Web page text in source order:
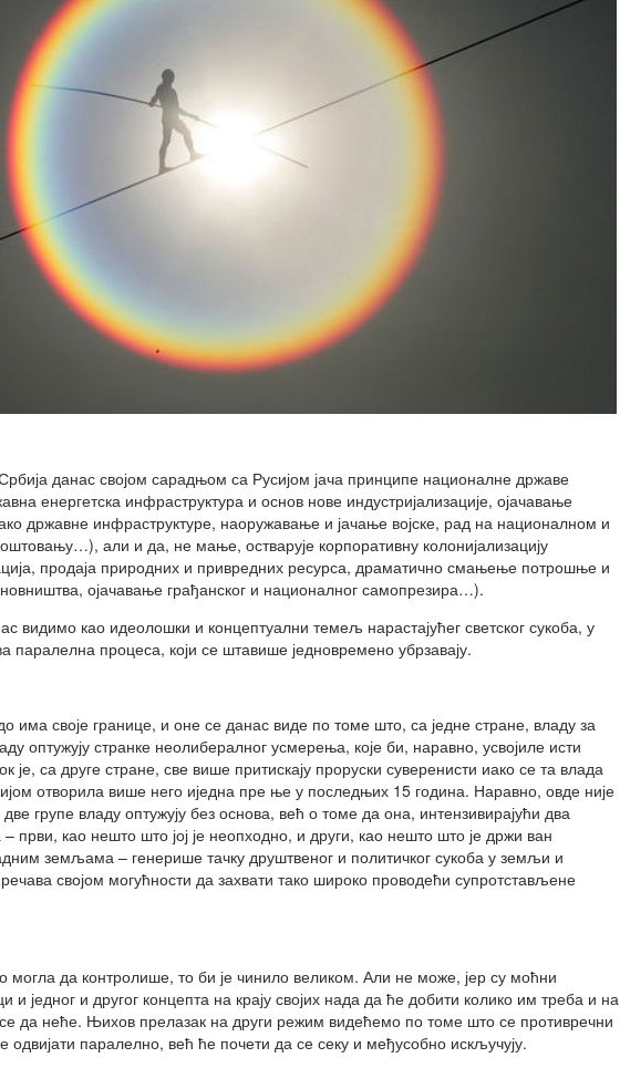
данас својом сарадњом са Русијом јача принципе националне државе
енергетска инфраструктура и основ нове индустријализације, ојачавање
државне инфраструктуре, наоружавање и јачање војске, рад на националном и
али и да, не мање, остварује корпоративну колонијализацију
продаја природних и привредних ресурса, драматично смањење потрошње и
ојачавање грађанског и националног самопрезира…).
видимо као идеолошки и концептуални темељ нарастајућег светског сукоба, у
паралелна процеса, који се штавише једновремено убрзавају.
има своје границе, и оне се данас виде по томе што, са једне стране, владу за
оптужују странке неолибералног усмерења, које би, наравно, усвојиле исти
је, са друге стране, све више притискају проруски суверенисти иако се та влада
отворила више него иједна пре ње у последњих 15 година. Наравно, овде није
групе владу оптужују без основа, већ о томе да она, интензивирајући два
први, као нешто што јој је неопходно, и други, као нешто што је држи ван
земљама – генерише тачку друштвеног и политичког сукоба у земљи и
својом могућности да захвати тако широко проводећи супротстављене
могла да контролише, то би је чинило великом. Али не може, јер су моћни
и једног и другог концепта на крају својих нада да ће добити колико им треба и на
да неће. Њихов прелазак на други режим видећемо по томе што се противречни
одвијати паралелно, већ ће почети да се секу и међусобно искључују.